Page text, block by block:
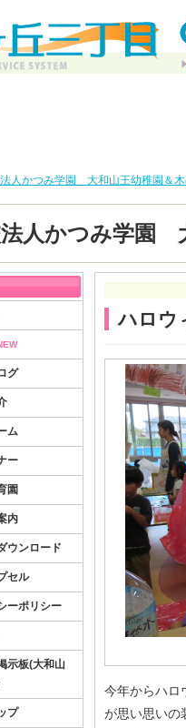
人かつみ学園 大和山王幼稚園＆木
人かつみ学園
ハロウ
今年からハロ
が思い思いの
グ
ム
ー
園
内
ウンロード
セル
ーポリシー
示板(大和山
プ